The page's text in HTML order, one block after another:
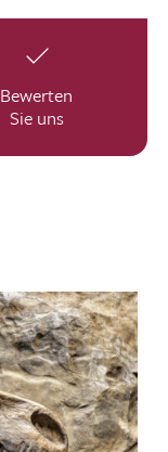
Bewerten
Sie uns